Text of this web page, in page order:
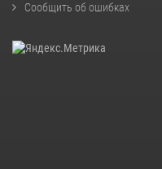
Сообщить об ошибках